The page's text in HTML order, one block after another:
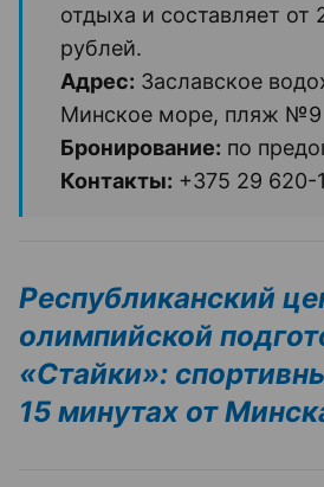
отдыха и составляет от
рублей.
Адрес: Заславское
Минское море, пляж №9
Бронирование: по
Контакты: +375 29 620-
Республиканский
олимпийской
«Стайки»:
15 минутах от